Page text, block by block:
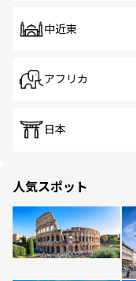
中近東
アフリカ
日本
人気スポット